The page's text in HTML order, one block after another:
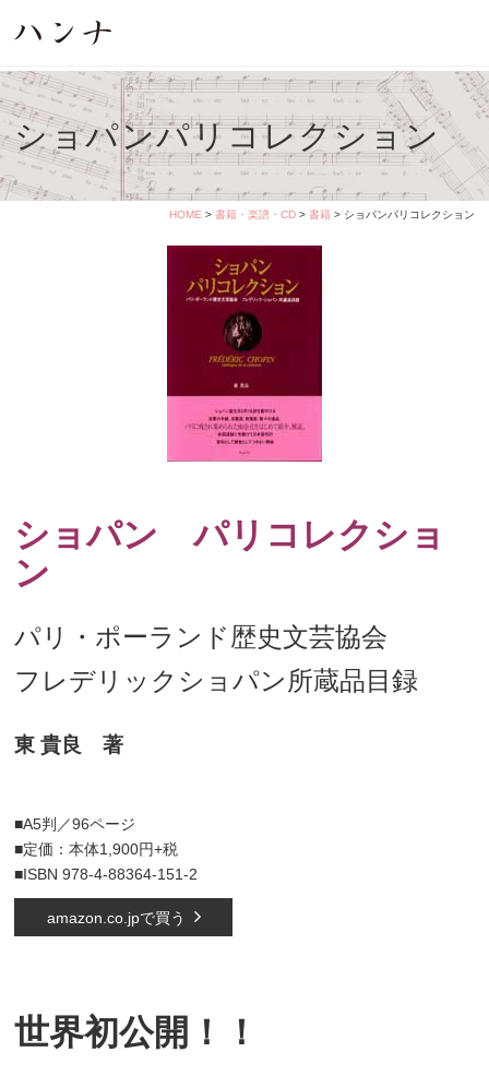
ショパンパリコレクション
HOME > 書籍・楽譜・CD> 書籍> ショパンパリコレクション
ショパン パリコレクショ
ン
パリ・ポーランド歴史文芸協会
フレデリックショパン所蔵品目録
東 貴良 著
■A5判／96ページ
■定価：本体1,900円+税
■ISBN 978-4-88364-151-2
amazon.co.jpで買う
世界初公開！！